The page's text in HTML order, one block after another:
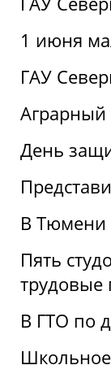
1 июня
ГАУ
Аграрный
День
В Тюмени
Пять
трудовые
В ГТО по
Школьное